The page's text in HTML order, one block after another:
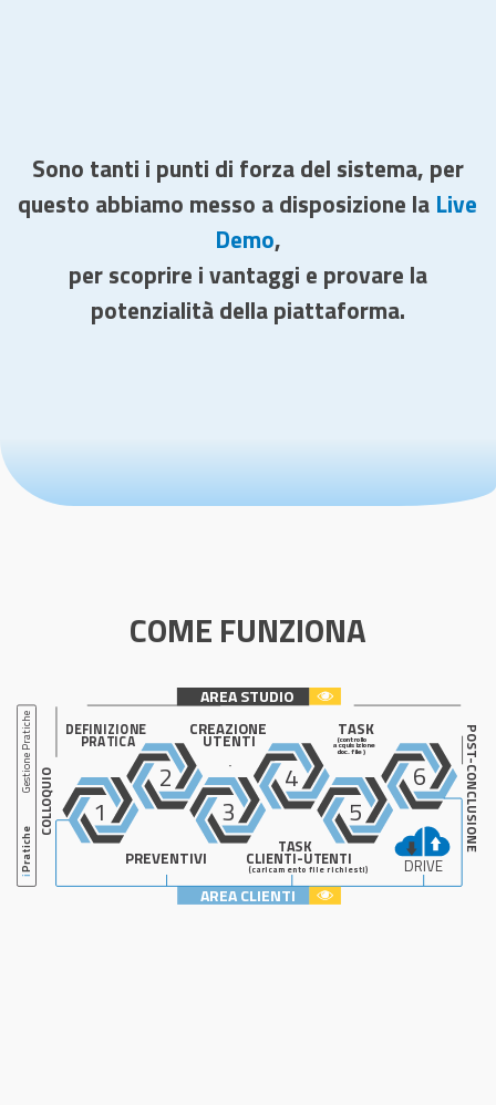
Sono tanti i punti di forza del sistema, per
questo abbiamo messo a disposizione la Live
Demo,
per scoprire i vantaggi e provare la
potenzialità della piattaforma.
COME FUNZIONA
1
2
3
4
5
6
AREA STUDIO
TASK
CLIENTI-UTENTI
PREVENTIVI
COLLOQUIO
i
Pratiche
Gestione Pratiche POST-CONCLUSIONE
DEFINIZIONE
PRATICA
CREAZIONE
UTENTI
TASK
(controllo
acquisizione
doc. file)
(caricamento file richiesti)
AREA CLIENTI
DRIVE